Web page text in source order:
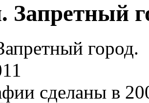
Запретный
город.
сделаны в